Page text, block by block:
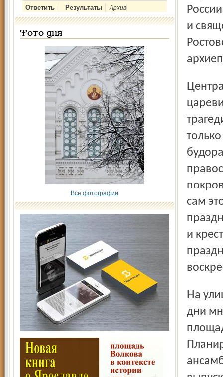
Архив
Фото дня
Все фотографии
и
Центральным событием «Благостины» станет День
сам
и
На улицах и концертных площадках города будет в эти
дни